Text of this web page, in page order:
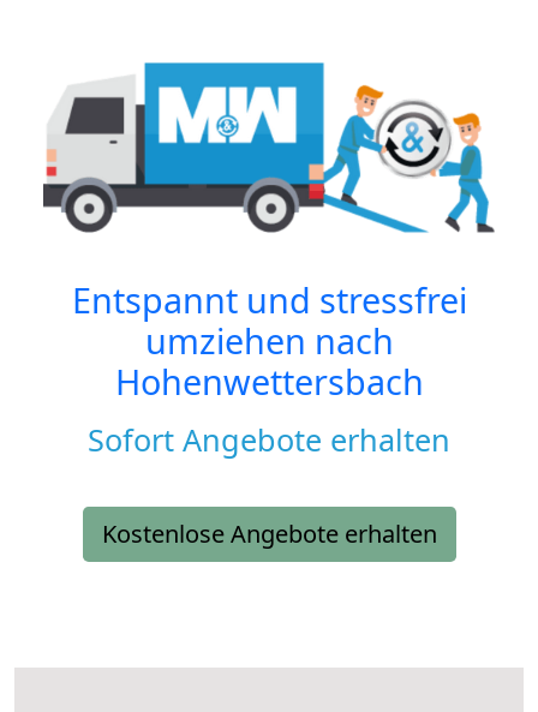
Entspannt und stressfrei
umziehen nach
Hohenwettersbach
Sofort Angebote erhalten
Kostenlose Angebote erhalten